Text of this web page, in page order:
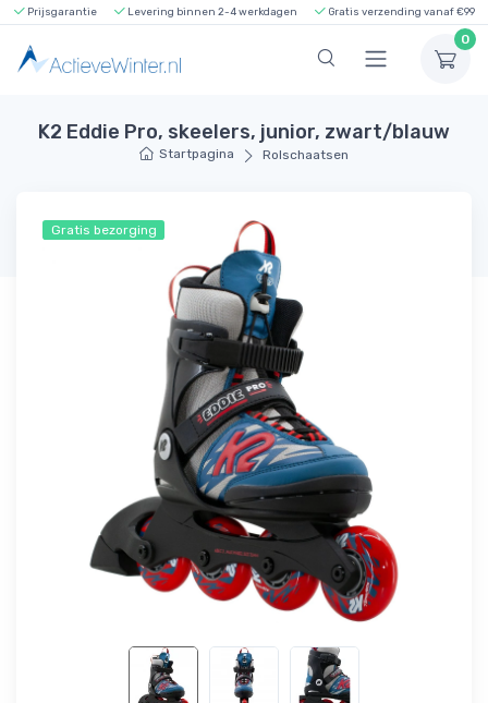
Prijsgarantie Levering binnen 2-4 werkdagen Gratis verzending vanaf €99
0
K2 Eddie Pro, skeelers, junior, zwart/blauw
Startpagina Rolschaatsen
Gratis bezorging